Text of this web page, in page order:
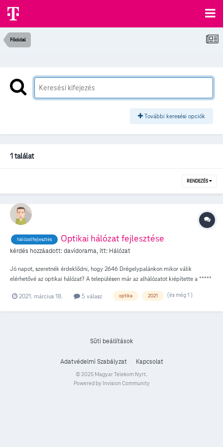
Főoldal
További keresési opciók
1 találat
RENDEZÉS
hálózatfejlesztés Optikai hálózat fejlesztése
kérdés hozzáadott:davidorama, itt: Hálózat
Jó napot, szeretnék érdeklődni, hogy 2646 Drégelypalánkon mikor válik
elérhetővé az optikai hálózat? A településen már az alhálózatot kiépítette a *****
csatlakozási pont, de sehol nem találok információt róla. Köszönöm!
2021. március 18. 5 válasz optika 2021 (és még 1 )
Süti beállítások
Adatvédelmi Szabályzat Kapcsolat
© 2025 Magyar Telekom Nyrt.
Powered by Invision Community